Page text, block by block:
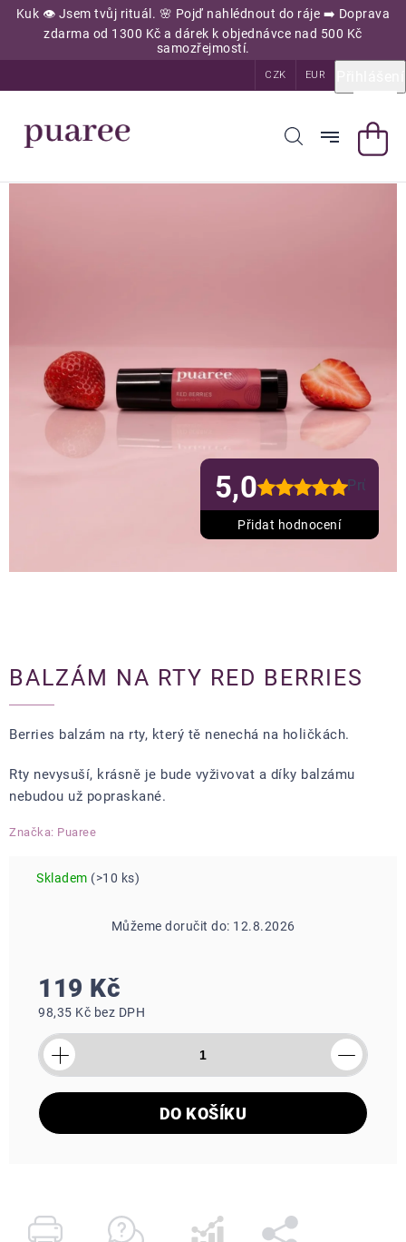
PřejítKuk 👁️ Jsem tvůj rituál. 🌸 Pojď nahlédnout do ráje ➡️ Doprava
zdarma od 1300 Kč a dárek k objednávce nad 500 Kč
samozřejmostí.
CZK EUR
5,0
je
z
Přidat hodnocení
BALZÁM NA RTY RED BERRIES
Berries balzám na rty, který tě nenechá na holičkách.
Rty nevysuší, krásně je bude vyživovat a díky balzámu
nebudou už popraskané.
Značka: Puaree
Skladem (>10 ks)
Můžeme doručit do: 12.8.2026
Měrná
cena:
119 Kč
98,35 Kč bez DPH
DO KOŠÍKU